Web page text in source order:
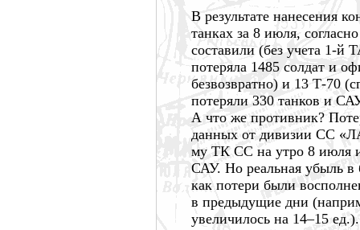
В результате нанесения
танках за 8 июля,
составили (без учета 1-й
потеряла 1485 солдат и
безвозвратно) и 13 Т-70
потеряли 330 танков и
А что же противник?
данных от дивизии СС
му ТК СС на утро 8 июля
САУ. Но реальная убыль в
как потери были
в предыдущие дни
увеличилось на 14–15